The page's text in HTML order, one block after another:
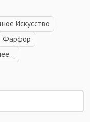
Искусство
Фарфор